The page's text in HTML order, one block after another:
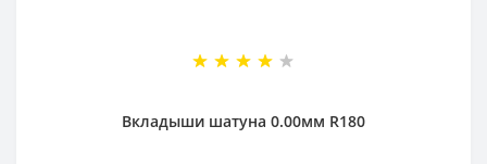
Вкладыши шатуна 0.00мм R180